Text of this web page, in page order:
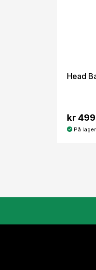
Head
kr 499
På lager